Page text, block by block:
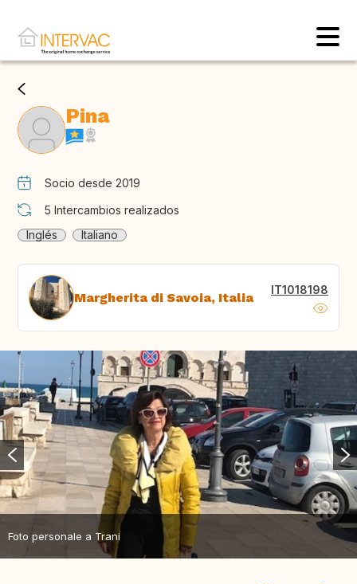
Pina
Socio desde 2019
5 Intercambios realizados
Inglés
Italiano
Margherita di Savoia, Italia IT1018198
Foto personale a Trani